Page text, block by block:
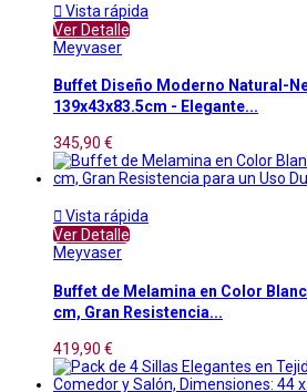
 Vista rápida
Ver Detalle
Meyvaser
Buffet Diseño Moderno Natural-
139x43x83.5cm - Elegante...
345,90 €
 Vista rápida
Ver Detalle
Meyvaser
Buffet de Melamina en Color
cm, Gran Resistencia...
419,90 €